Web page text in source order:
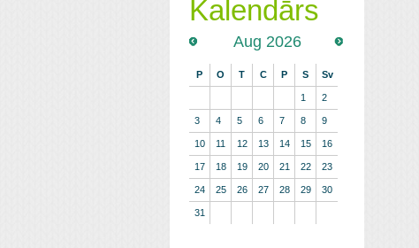
Kalendārs
Aug 2026
P O T C P S Sv
1 2
3 4 5 6 7 8 9
10 11 12 13 14 15 16
17 18 19 20 21 22 23
24 25 26 27 28 29 30
31